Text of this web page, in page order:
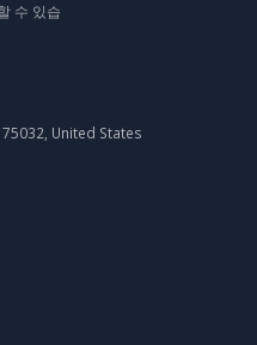
수 있습
United States